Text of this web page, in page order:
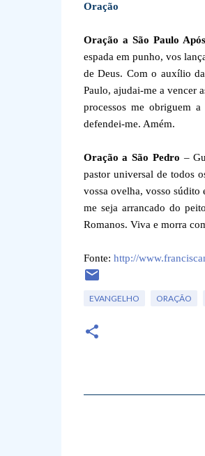
Oração
Oração a São Paulo
espada em punho, vos
de Deus. Com o auxílio
Paulo, ajudai-me a vencer
processos me obriguem
defendei-me. Amém.
Oração a São Pedro –
pastor universal de todos
vossa ovelha, vosso súdito
me seja arrancado do
Romanos. Viva e morra
Fonte: http://
EVANGELHO ORAÇÃO